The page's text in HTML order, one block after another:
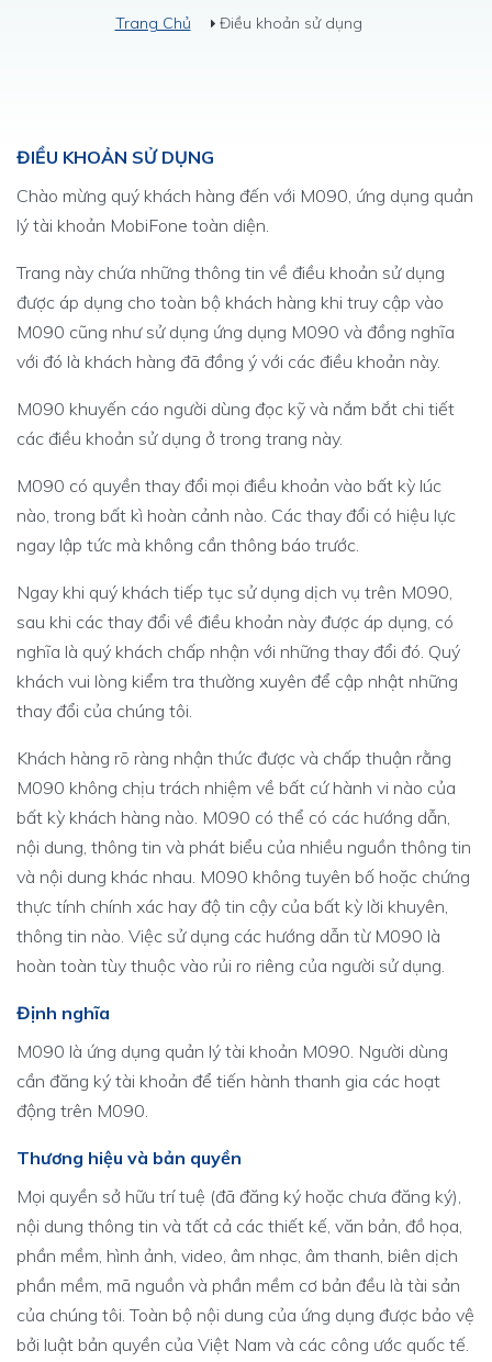
Trang Chủ Điều khoản sử dụng
ĐIỀU KHOẢN SỬ DỤNG
Chào mừng quý khách hàng đến với M090, ứng dụng quản
lý tài khoản MobiFone toàn diện.
Trang này chứa những thông tin về điều khoản sử dụng
được áp dụng cho toàn bộ khách hàng khi truy cập vào
M090 cũng như sử dụng ứng dụng M090 và đồng nghĩa
với đó là khách hàng đã đồng ý với các điều khoản này.
M090 khuyến cáo người dùng đọc kỹ và nắm bắt chi tiết
các điều khoản sử dụng ở trong trang này.
M090 có quyền thay đổi mọi điều khoản vào bất kỳ lúc
nào, trong bất kì hoàn cảnh nào. Các thay đổi có hiệu lực
ngay lập tức mà không cần thông báo trước.
Ngay khi quý khách tiếp tục sử dụng dịch vụ trên M090,
sau khi các thay đổi về điều khoản này được áp dụng, có
nghĩa là quý khách chấp nhận với những thay đổi đó. Quý
khách vui lòng kiểm tra thường xuyên để cập nhật những
thay đổi của chúng tôi.
Khách hàng rõ ràng nhận thức được và chấp thuận rằng
M090 không chịu trách nhiệm về bất cứ hành vi nào của
bất kỳ khách hàng nào. M090 có thể có các hướng dẫn,
nội dung, thông tin và phát biểu của nhiều nguồn thông tin
và nội dung khác nhau. M090 không tuyên bố hoặc chứng
thực tính chính xác hay độ tin cậy của bất kỳ lời khuyên,
thông tin nào. Việc sử dụng các hướng dẫn từ M090 là
hoàn toàn tùy thuộc vào rủi ro riêng của người sử dụng.
Định nghĩa
M090 là ứng dụng quản lý tài khoản M090. Người dùng
cần đăng ký tài khoản để tiến hành thanh gia các hoạt
động trên M090.
Thương hiệu và bản quyền
Mọi quyền sở hữu trí tuệ (đã đăng ký hoặc chưa đăng ký),
nội dung thông tin và tất cả các thiết kế, văn bản, đồ họa,
phần mềm, hình ảnh, video, âm nhạc, âm thanh, biên dịch
phần mềm, mã nguồn và phần mềm cơ bản đều là tài sản
của chúng tôi. Toàn bộ nội dung của ứng dụng được bảo vệ
bởi luật bản quyền của Việt Nam và các công ước quốc tế.